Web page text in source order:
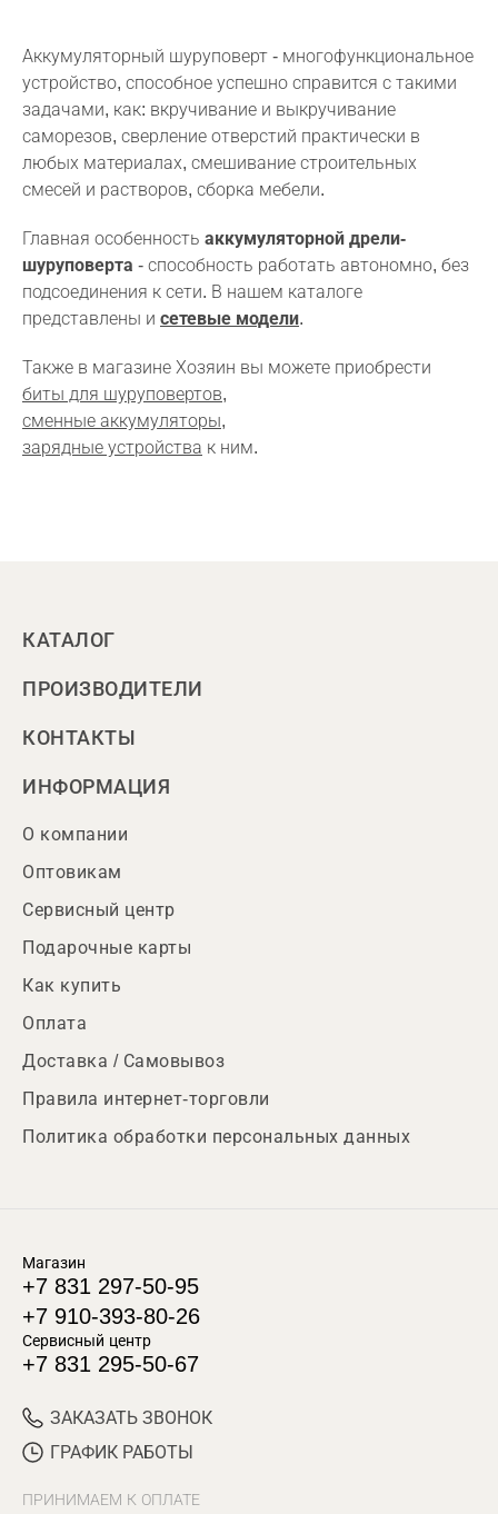
Аккумуляторный шуруповерт - многофункциональное
устройство, способное успешно справится с такими
задачами, как: вкручивание и выкручивание
саморезов, сверление отверстий практически в
любых материалах, смешивание строительных
смесей и растворов, сборка мебели.
Главная особенность аккумуляторной дрели-
шуруповерта - способность работать автономно, без
подсоединения к сети. В нашем каталоге
представлены и сетевые модели.
Также в магазине Хозяин вы можете приобрести
биты для шуруповертов,
сменные аккумуляторы,
зарядные устройства к ним.
КАТАЛОГ
ПРОИЗВОДИТЕЛИ
КОНТАКТЫ
ИНФОРМАЦИЯ
О компании
Оптовикам
Сервисный центр
Подарочные карты
Как купить
Оплата
Доставка / Самовывоз
Правила интернет-торговли
Политика обработки персональных данных
Магазин
+7 831 297-50-95
+7 910-393-80-26
Сервисный центр
+7 831 295-50-67
ЗАКАЗАТЬ ЗВОНОК
ГРАФИК РАБОТЫ
ПРИНИМАЕМ К ОПЛАТЕ